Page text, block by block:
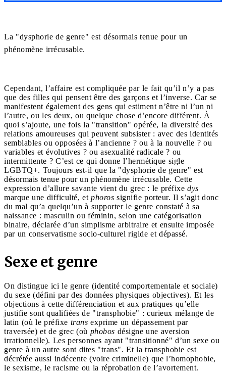
La "dysphorie de genre" est désormais tenue pour un
phénomène irrécusable.
Cependant, l’affaire est compliquée par le fait qu’il n’y a pas
que des filles qui pensent être des garçons et l’inverse. Car se
manifestent également des gens qui estiment n’être ni l’un ni
l’autre, ou les deux, ou quelque chose d’encore différent. À
quoi s’ajoute, une fois la "transition" opérée, la diversité des
relations amoureuses qui peuvent subsister : avec des identités
semblables ou opposées à l’ancienne ? ou à la nouvelle ? ou
variables et évolutives ? ou asexualité radicale ? ou
intermittente ? C’est ce qui donne l’hermétique sigle
LGBTQ+. Toujours est-il que la "dysphorie de genre" est
désormais tenue pour un phénomène irrécusable. Cette
expression d’allure savante vient du grec : le préfixe dys
marque une difficulté, et phoros signifie porteur. Il s’agit donc
du mal qu’a quelqu’un à supporter le genre constaté à sa
naissance : masculin ou féminin, selon une catégorisation
binaire, déclarée d’un simplisme arbitraire et ensuite imposée
par un conservatisme socio-culturel rigide et dépassé.
Sexe et genre
On distingue ici le genre (identité comportementale et sociale)
du sexe (défini par des données physiques objectives). Et les
objections à cette différenciation et aux pratiques qu’elle
justifie sont qualifiées de "transphobie" : curieux mélange de
latin (où le préfixe trans exprime un dépassement par
traversée) et de grec (où phobos désigne une aversion
irrationnelle). Les personnes ayant "transitionné" d’un sexe ou
genre à un autre sont dites "trans". Et la transphobie est
décrétée aussi indécente (voire criminelle) que l’homophobie,
le sexisme, le racisme ou la réprobation de l’avortement.